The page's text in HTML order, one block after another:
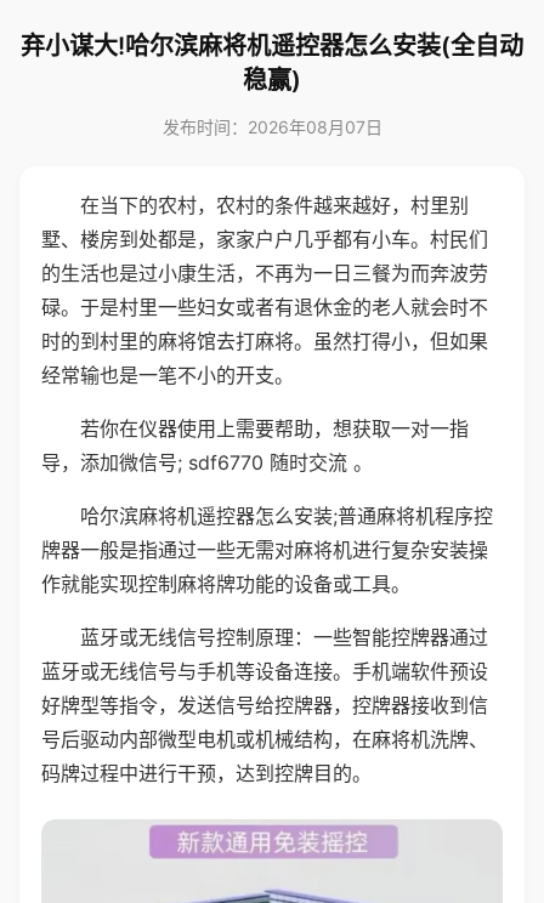
弃小谋大!哈尔滨麻将机遥控器怎么安装(全自动
稳赢)
发布时间：2026年08月07日
在当下的农村，农村的条件越来越好，村里别
墅、楼房到处都是，家家户户几乎都有小车。村民们
的生活也是过小康生活，不再为一日三餐为而奔波劳
碌。于是村里一些妇女或者有退休金的老人就会时不
时的到村里的麻将馆去打麻将。虽然打得小，但如果
经常输也是一笔不小的开支。
若你在仪器使用上需要帮助，想获取一对一指
导，添加微信号; sdf6770 随时交流 。
哈尔滨麻将机遥控器怎么安装;普通麻将机程序控
牌器一般是指通过一些无需对麻将机进行复杂安装操
作就能实现控制麻将牌功能的设备或工具。
蓝牙或无线信号控制原理：一些智能控牌器通过
蓝牙或无线信号与手机等设备连接。手机端软件预设
好牌型等指令，发送信号给控牌器，控牌器接收到信
号后驱动内部微型电机或机械结构，在麻将机洗牌、
码牌过程中进行干预，达到控牌目的。